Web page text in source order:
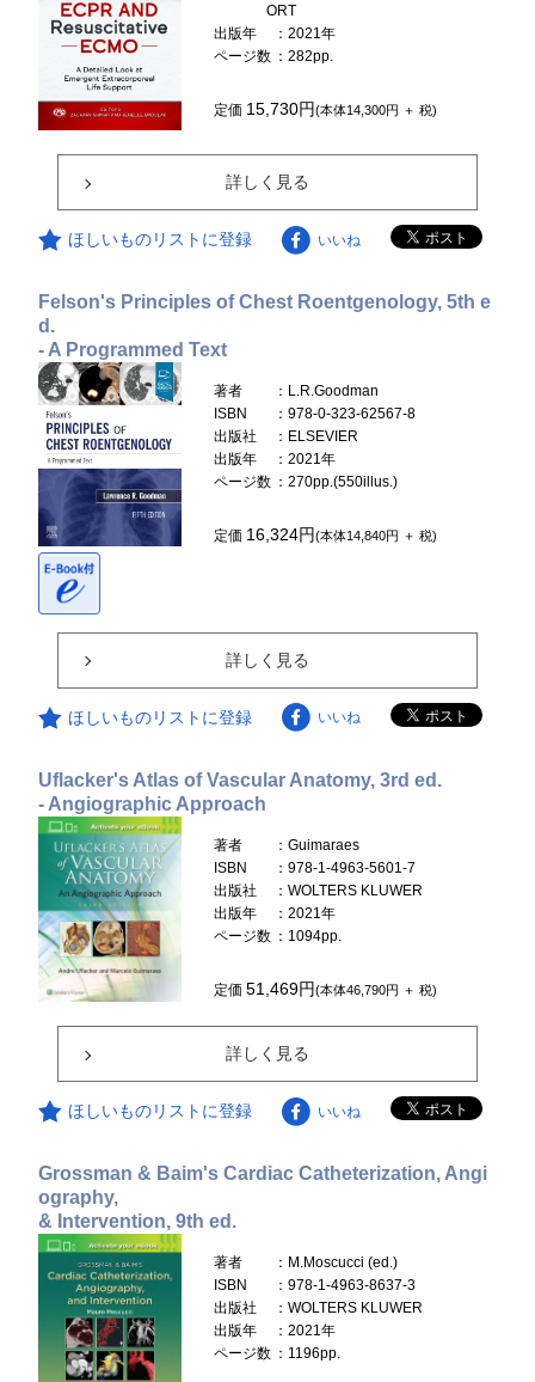
ORT
出版年
：2021年
ページ数 ：282pp.
定価 15,730円(本体14,300円 ＋ 税)
詳しく見る
ほしいものリストに登録 いいね
Felson's Principles of Chest Roentgenology, 5th e
d.
- A Programmed Text
著者
：L.R.Goodman
ISBN
：978-0-323-62567-8
出版社
：ELSEVIER
出版年
：2021年
ページ数 ：270pp.(550illus.)
定価 16,324円(本体14,840円 ＋ 税)
詳しく見る
ほしいものリストに登録 いいね
Uflacker's Atlas of Vascular Anatomy, 3rd ed.
- Angiographic Approach
著者
：Guimaraes
ISBN
：978-1-4963-5601-7
出版社
：WOLTERS KLUWER
出版年
：2021年
ページ数 ：1094pp.
定価51,469円(本体46,790円 ＋ 税)
詳しく見る
ほしいものリストに登録 いいね
Grossman & Baim's Cardiac Catheterization, Angi
ography,
& Intervention, 9th ed.
著者
：M.Moscucci (ed.)
ISBN
：978-1-4963-8637-3
出版社
：WOLTERS KLUWER
出版年
：2021年
ページ数 ：1196pp.